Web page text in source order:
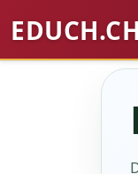
EDUCH.CH